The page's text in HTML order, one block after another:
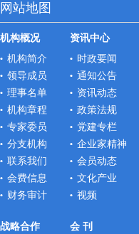
网站地图
机构概况
机构简介
领导成员
理事名单
机构章程
专家委员
分支机构
联系我们
会费信息
财务审计
资讯中心
时政要闻
通知公告
资讯动态
政策法规
党建专栏
企业家精神
会员动态
文化产业
视频
战略合作 会 刊